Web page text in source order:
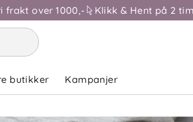
frakt over 1000,- Klikk & Hent på 2
butikker Kampanjer